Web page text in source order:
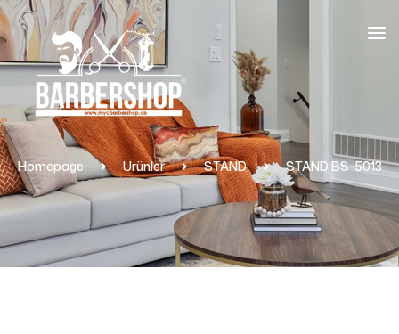
Homepage Ürünler STAND STAND BS-5013